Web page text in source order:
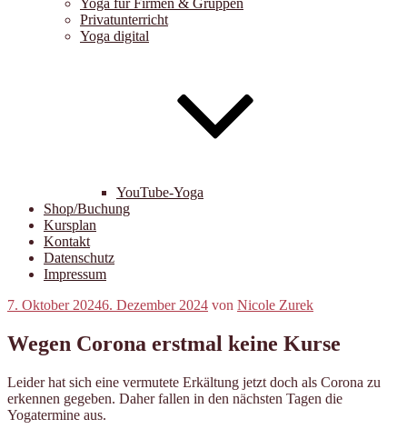
Yoga für Firmen & Gruppen
Privatunterricht
Yoga digital
YouTube-Yoga
Shop/Buchung
Kursplan
Kontakt
Datenschutz
Impressum
Veröffentlicht
7. Oktober 20246. Dezember 2024 von Nicole Zurek
Wegen Corona erstmal keine Kurse
Leider hat sich eine vermutete Erkältung jetzt doch als Corona zu
erkennen gegeben. Daher fallen in den nächsten Tagen die
Yogatermine aus.